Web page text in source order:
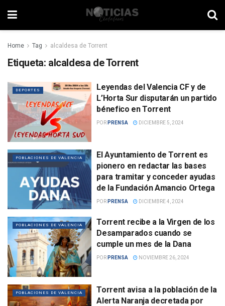
Home Tag alcaldesa de Torrent
Etiqueta: alcaldesa de Torrent
DEPORTES
Leyendas del Valencia CF y de
L’Horta Sur disputarán un partido
bénefico en Torrent
POR PRENSA DICIEMBRE 5, 2024
POBLACIONES DE VALENCIA
El Ayuntamiento de Torrent es
pionero en redactar las bases
para tramitar y conceder ayudas
de la Fundación Amancio Ortega
POR PRENSA DICIEMBRE 4, 2024
POBLACIONES DE VALENCIA
Torrent recibe a la Virgen de los
Desamparados cuando se
cumple un mes de la Dana
POR PRENSA NOVIEMBRE 26, 2024
POBLACIONES DE VALENCIA
Torrent avisa a la población de la
Alerta Naranja decretada por